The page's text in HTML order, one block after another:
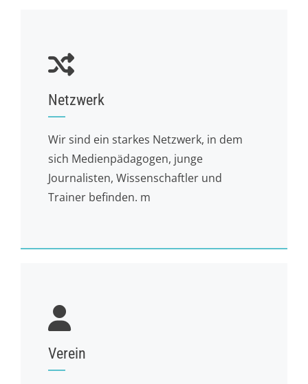
Netzwerk
Wir sind ein starkes Netzwerk, in dem
sich Medienpädagogen, junge
Journalisten, Wissenschaftler und
Trainer befinden. m
Verein